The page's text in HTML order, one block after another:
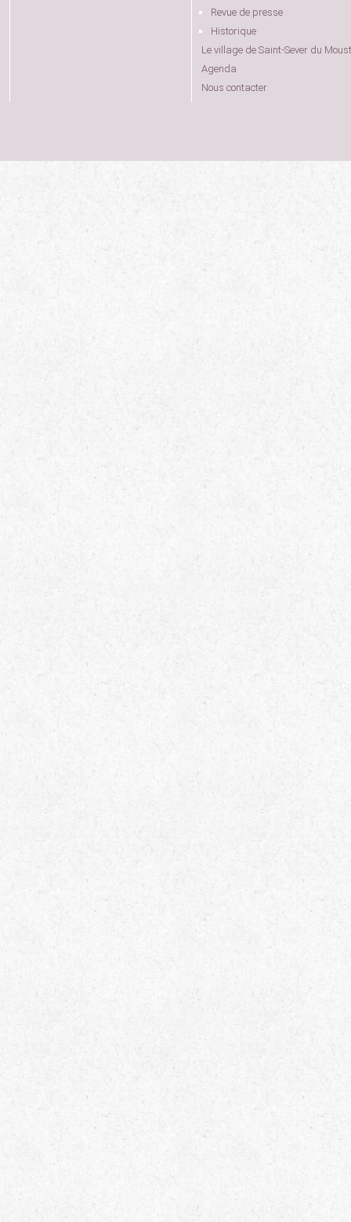
Revue de presse
Historique
Le village de Saint-Sever du
Agenda
Nous contacter